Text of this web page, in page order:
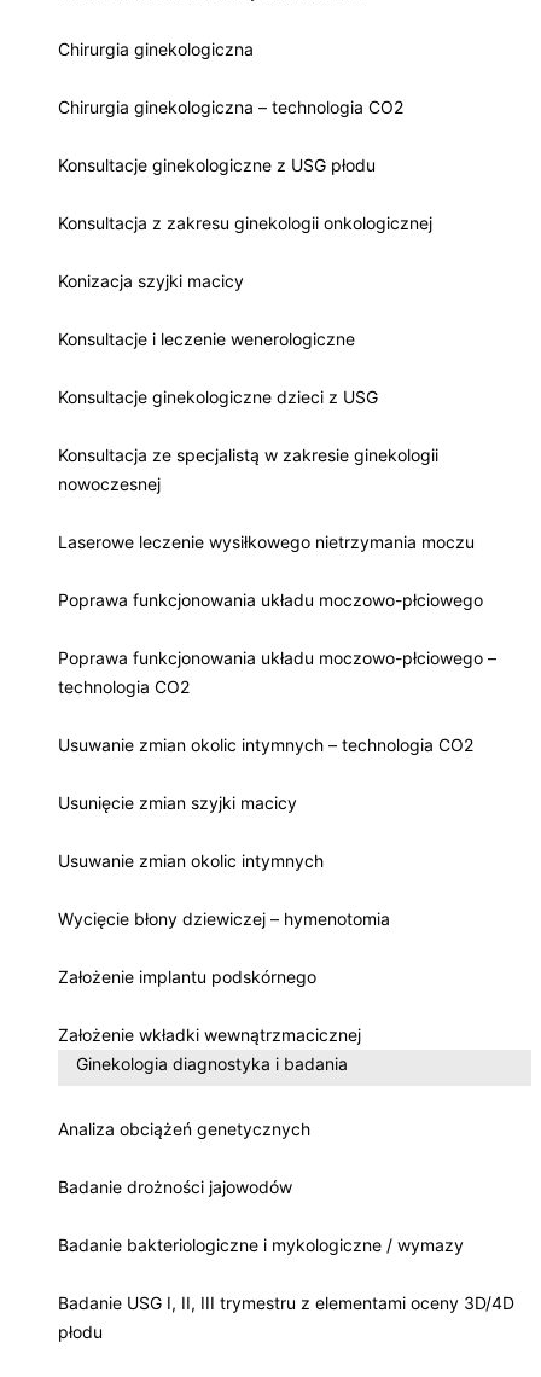
Chirurgia ginekologiczna
Chirurgia ginekologiczna – technologia CO2
Konsultacje ginekologiczne z USG płodu
Konsultacja z zakresu ginekologii onkologicznej
Konizacja szyjki macicy
Konsultacje i leczenie wenerologiczne
Konsultacje ginekologiczne dzieci z USG
Konsultacja ze specjalistą w zakresie ginekologii
nowoczesnej
Laserowe leczenie wysiłkowego nietrzymania moczu
Poprawa funkcjonowania układu moczowo-płciowego
Poprawa funkcjonowania układu moczowo-płciowego –
technologia CO2
Usuwanie zmian okolic intymnych – technologia CO2
Usunięcie zmian szyjki macicy
Usuwanie zmian okolic intymnych
Wycięcie błony dziewiczej – hymenotomia
Założenie implantu podskórnego
Założenie wkładki wewnątrzmacicznej
Ginekologia diagnostyka i badania
Analiza obciążeń genetycznych
Badanie drożności jajowodów
Badanie bakteriologiczne i mykologiczne / wymazy
Badanie USG I, II, III trymestru z elementami oceny 3D/4D
płodu